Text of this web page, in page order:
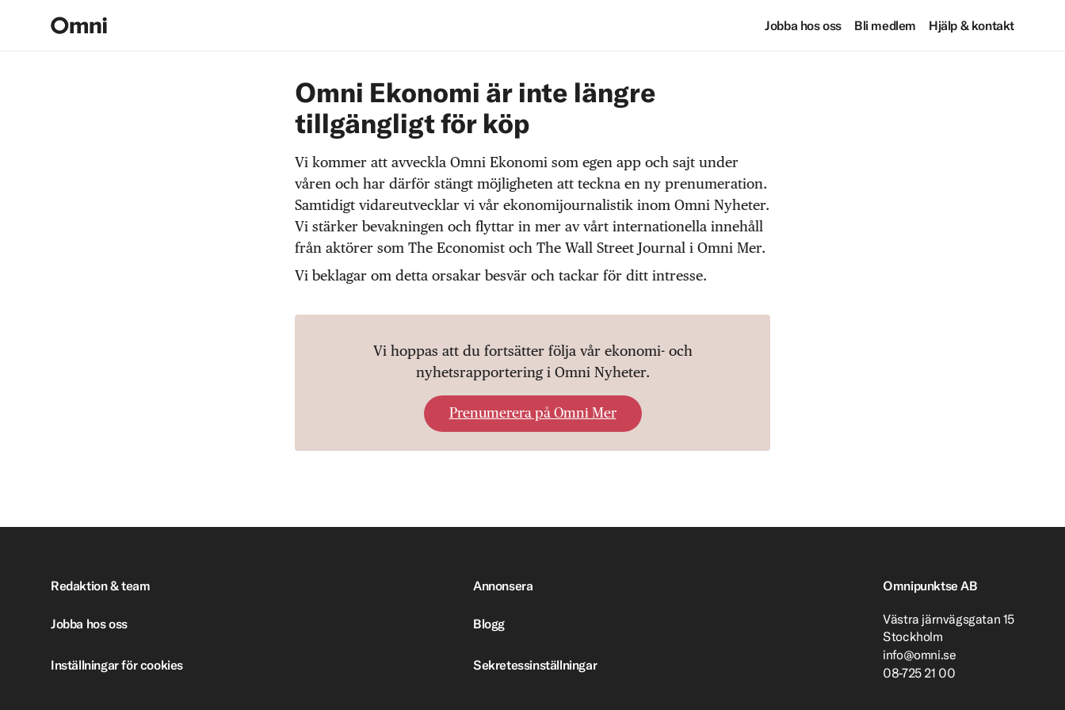
Jobba hos oss Bli medlem Hjälp & kontakt
Omni Ekonomi är inte längre
tillgängligt för köp
Vi kommer att avveckla Omni Ekonomi som egen app och sajt under
våren och har därför stängt möjligheten att teckna en ny prenumeration.
Samtidigt vidareutvecklar vi vår ekonomijournalistik inom Omni Nyheter.
Vi stärker bevakningen och flyttar in mer av vårt internationella innehåll
från aktörer som The Economist och The Wall Street Journal i Omni Mer.
Vi beklagar om detta orsakar besvär och tackar för ditt intresse.
Vi hoppas att du fortsätter följa vår ekonomi- och
nyhetsrapportering i Omni Nyheter.
Prenumerera på Omni Mer
Redaktion & team Annonsera
Jobba hos oss Blogg
Inställningar för cookies Sekretessinställningar
Omnipunktse AB
Västra järnvägsgatan 15
Stockholm
info@omni.se
08-725 21 00